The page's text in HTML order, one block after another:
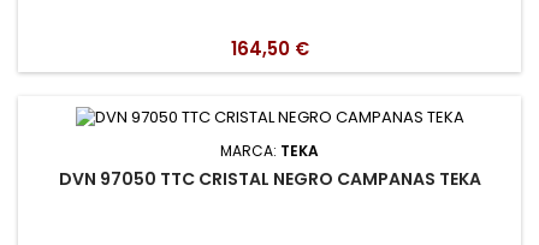
164,50 €
MARCA: TEKA
DVN 97050 TTC CRISTAL NEGRO CAMPANAS TEKA